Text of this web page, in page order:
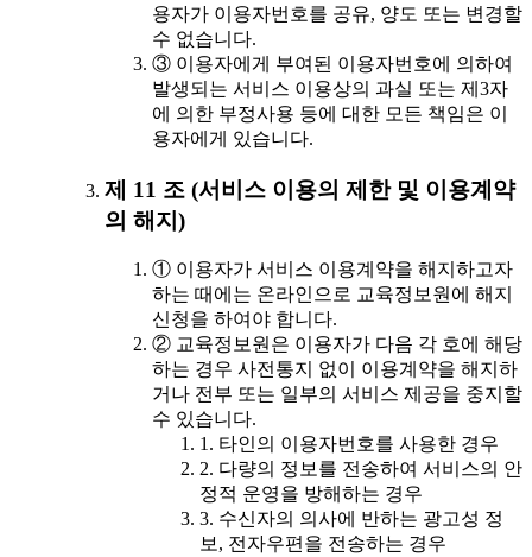
용자가 이용자번호를 공유, 양도 또는 변경할
수 없습니다.
③ 이용자에게 부여된 이용자번호에 의하여
발생되는 서비스 이용상의 과실 또는 제3자
에 의한 부정사용 등에 대한 모든 책임은 이
용자에게 있습니다.
제 11 조 (서비스 이용의 제한 및 이용계약
의 해지)
① 이용자가 서비스 이용계약을 해지하고자
하는 때에는 온라인으로 교육정보원에 해지
신청을 하여야 합니다.
② 교육정보원은 이용자가 다음 각 호에 해당
하는 경우 사전통지 없이 이용계약을 해지하
거나 전부 또는 일부의 서비스 제공을 중지할
수 있습니다.
1. 타인의 이용자번호를 사용한 경우
2. 다량의 정보를 전송하여 서비스의 안
정적 운영을 방해하는 경우
3. 수신자의 의사에 반하는 광고성 정
보, 전자우편을 전송하는 경우